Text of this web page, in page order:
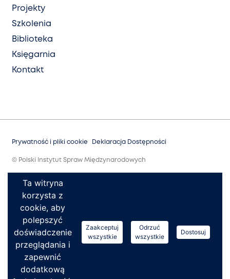
Projekty
Szkolenia
Biblioteka
Księgarnia
Kontakt
Prywatność i pliki cookie Deklaracja Dostępności
© Polski Instytut Spraw Międzynarodowych
Ta witryna
korzysta z
cookie, aby
polepszyć
doświadczenie
przeglądania i
zapewnić
dodatkową
Zaakceptuj
wszystkie
Odrzuć
wszystkie
Dostosuj